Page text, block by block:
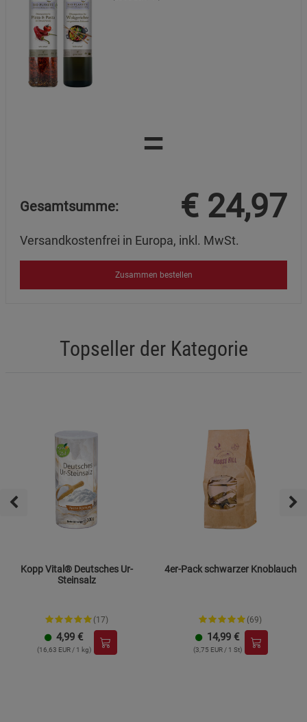
=
Gesamtsumme: € 24,97
Versandkostenfrei in Europa, inkl. MwSt.
Zusammen bestellen
Topseller der Kategorie
Kopp Vital® Deutsches Ur-
Steinsalz
(17)
4,99 €
(16,63 EUR / 1 kg)
4er-Pack schwarzer Knoblauch
(69)
14,99 €
(3,75 EUR / 1 St)